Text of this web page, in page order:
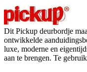
Dit Pickup deurbordje
ontwikkelde
luxe, moderne en
aan te brengen. Te